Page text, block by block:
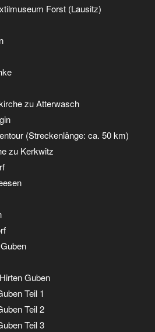
Forst (Lausitz)
zu Atterwasch
(Streckenlänge: ca. 50 km)
zu Kerkwitz
Guben
Teil 1
Teil 2
Teil 3